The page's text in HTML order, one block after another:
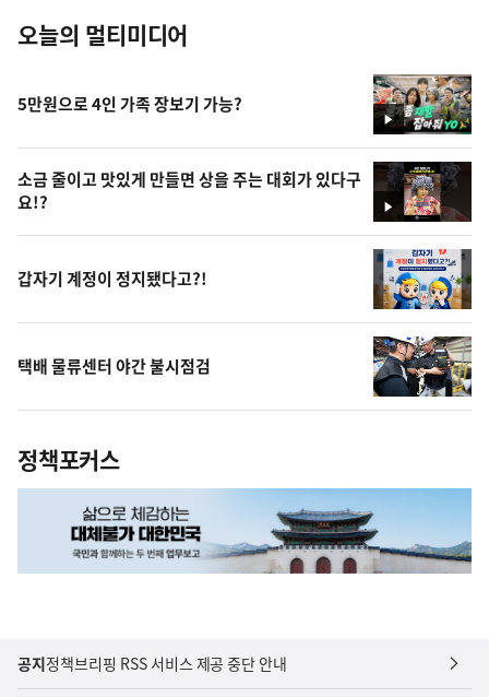
오늘의 멀티미디어
영
상
5만원으로 4인 가족 장보기 가능?
영
상
소금 줄이고 맛있게 만들면 상을 주는 대회가 있다구
요!?
갑자기 계정이 정지됐다고?!
택배 물류센터 야간 불시점검
정책포커스
공지정책브리핑 RSS 서비스 제공 중단 안내